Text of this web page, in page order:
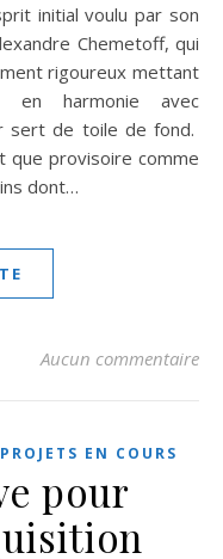
initial voulu par son
Chemetoff, qui
rigoureux mettant
harmonie avec
sert de toile de fond.
que provisoire comme
dont…
Aucun commentaire
PROJETS EN COURS
pour